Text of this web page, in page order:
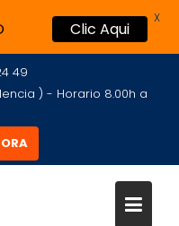
49
) - Horario 8.00h a
Clic Aqui
X